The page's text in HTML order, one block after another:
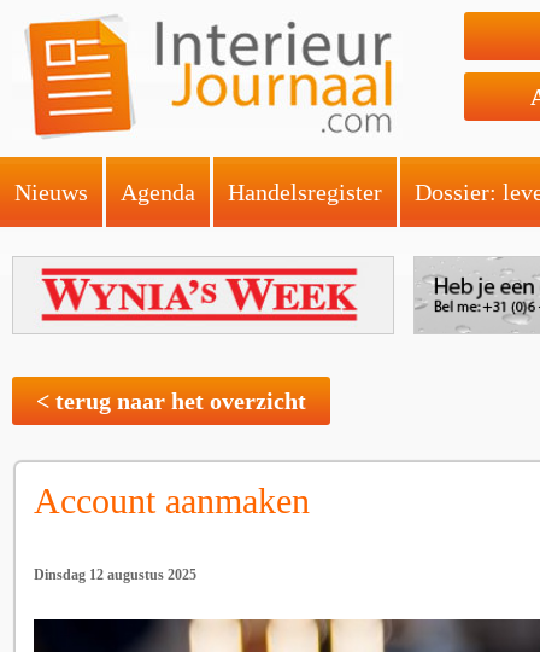
Nieuws Agenda Handelsregister Dossier:
< terug naar het overzicht
Account aanmaken
Dinsdag 12 augustus 2025